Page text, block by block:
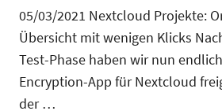
05/03/2021 Nextcloud Projekte:
Übersicht mit wenigen Klicks
Test-Phase haben wir nun
Encryption-App für Nextcloud
der …